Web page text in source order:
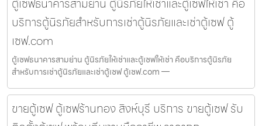
ตู้เซฟธนาคารสามย่าน ตู้นิรภัยให้เช่าและตู้เซฟให้เช่า คือ
บริการตู้นิรภัยสำหรับการเช่าตู้นิรภัยและเช่าตู้เซฟ ตู้
เซฟ.com
ตู้เซฟธนาคารสามย่าน ตู้นิรภัยให้เช่าและตู้เซฟให้เช่า คือบริการตู้นิรภัย
สำหรับการเช่าตู้นิรภัยและเช่าตู้เซฟ ตู้เซฟ.com —
ขายตู้เซฟ ตู้เซฟร้านทอง สิงห์บุรี บริการ ขายตู้เซฟ รับ